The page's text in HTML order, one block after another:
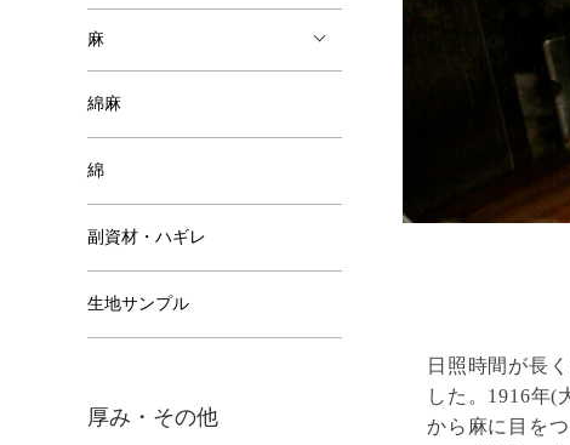
日照時間が長
した。1916年(
から麻に目を
麻
綿麻
綿
副資材・ハギレ
生地サンプル
厚み・その他